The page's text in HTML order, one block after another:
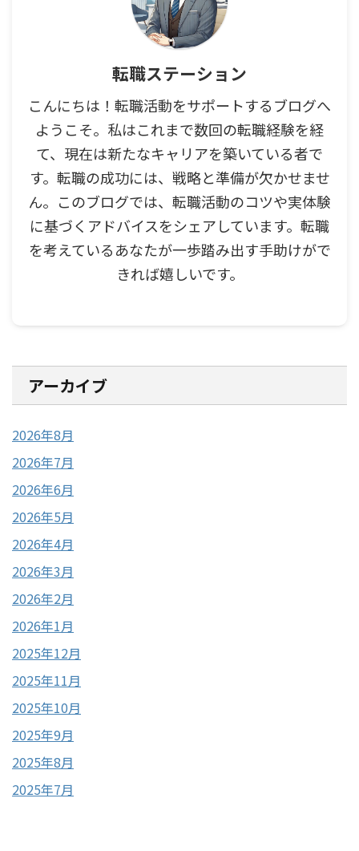
転職ステーション
こんにちは！転職活動をサポートするブログへ
ようこそ。私はこれまで数回の転職経験を経
て、現在は新たなキャリアを築いている者で
す。転職の成功には、戦略と準備が欠かせませ
ん。このブログでは、転職活動のコツや実体験
に基づくアドバイスをシェアしています。転職
を考えているあなたが一歩踏み出す手助けがで
きれば嬉しいです。
アーカイブ
2026年8月
2026年7月
2026年6月
2026年5月
2026年4月
2026年3月
2026年2月
2026年1月
2025年12月
2025年11月
2025年10月
2025年9月
2025年8月
2025年7月